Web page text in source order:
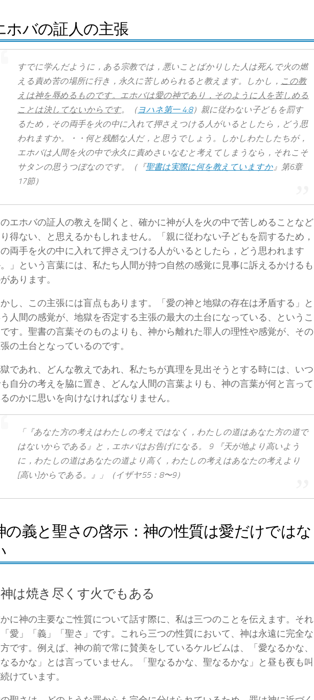
ホバの証人の主張
すでに​学ん​だ​よう​に，ある​宗教​で​は，悪い​こと​ばかり​し​た​人​は​死ん​で​火​の​燃
える​責め苦​の​場所​に​行き，永久​に​苦しめ​られる​と​教え​ます。しかし， この​教
え​は​神​を​辱める​もの​です。エホバ​は​愛​の​神​で​あり，その​よう​に​人​を​苦しめる​
こと​は​決して​ない​から​です。（ ヨハネ​第​一 4:8）親​に​従わ​ない​子ども​を​罰す
る​ため，その​両手​を​火​の​中​に​入れ​て​押さえつける​人​が​いる​と​し​たら，どう​思
わ​れ​ます​か。・・何​と​残酷​な​人​だ，と​思う​でしょ​う。しかし​わたしたち​が，
エホバ​は​人間​を​火​の​中​で​永久​に​責めさいなむ​と​考え​て​しまう​なら，それ​こそ​
サタン​の​思うつぼ​な​の​です。（『聖書は実際に何を教えていますか 』第6章
17節）
エホバの証人の教えを聞くと、確かに神が人を火の中で苦しめることなど
得ない、と思えるかもしれません。「親​に​従わ​ない​子ども​を​罰する​ため，
両手​を​火​の​中​に​入れ​て​押さえつける​人​が​いる​と​し​たら，どう​思わ​れ​ます​
」という言葉には、私たち人間が持つ自然の感覚に見事に訴えるかけるも
あります。
かし、この主張には盲点もあります。「愛の神と地獄の存在は矛盾する」と
人間の感覚が、地獄を否定する主張の最大の土台になっている、というこ
です。聖書の言葉そのものよりも、神から離れた罪人の理性や感覚が、その
の土台となっているのです。
であれ、どんな教えであれ、私たちが真理を見出そうとする時には、いつ
自分の考えを脇に置き、どんな人間の言葉よりも、神の言葉が何と言って
のかに思いを向けなければなりません。
「『あなた方​の​考え​は​わたし​の​考え​で​は​なく，わたし​の​道​は​あなた方​の​道​で​
は​ない​から​で​ある』と，エホバ​は​お告げ​に​なる。 9 『天​が​地​より​高い​よう​
に，わたし​の​道​は​あなた​の​道​より​高く，わたし​の​考え​は​あなた​の​考え​より
[高い]から​で​ある。』」（イザヤ55：8〜9）
の義と聖さの啓示：神の性質は愛だけではな
神は焼き尽くす火でもある
に神の主要なご性質について話す際に、私は三つのことを伝えます。それ
愛」「義」「聖さ」です。これら三つの性質において、神は永遠に完全な
です。例えば、神の前で常に賛美をしているケルビムは、「愛なるかな、
るかな」とは言っていません。「聖なるかな、聖なるかな」と昼も夜も叫
けています。